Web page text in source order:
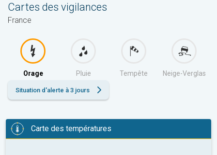
Cartes des vigilances
France
Orage Pluie Tempête Neige-Verglas
Situation d'alerte à 3 jours
Carte des températures